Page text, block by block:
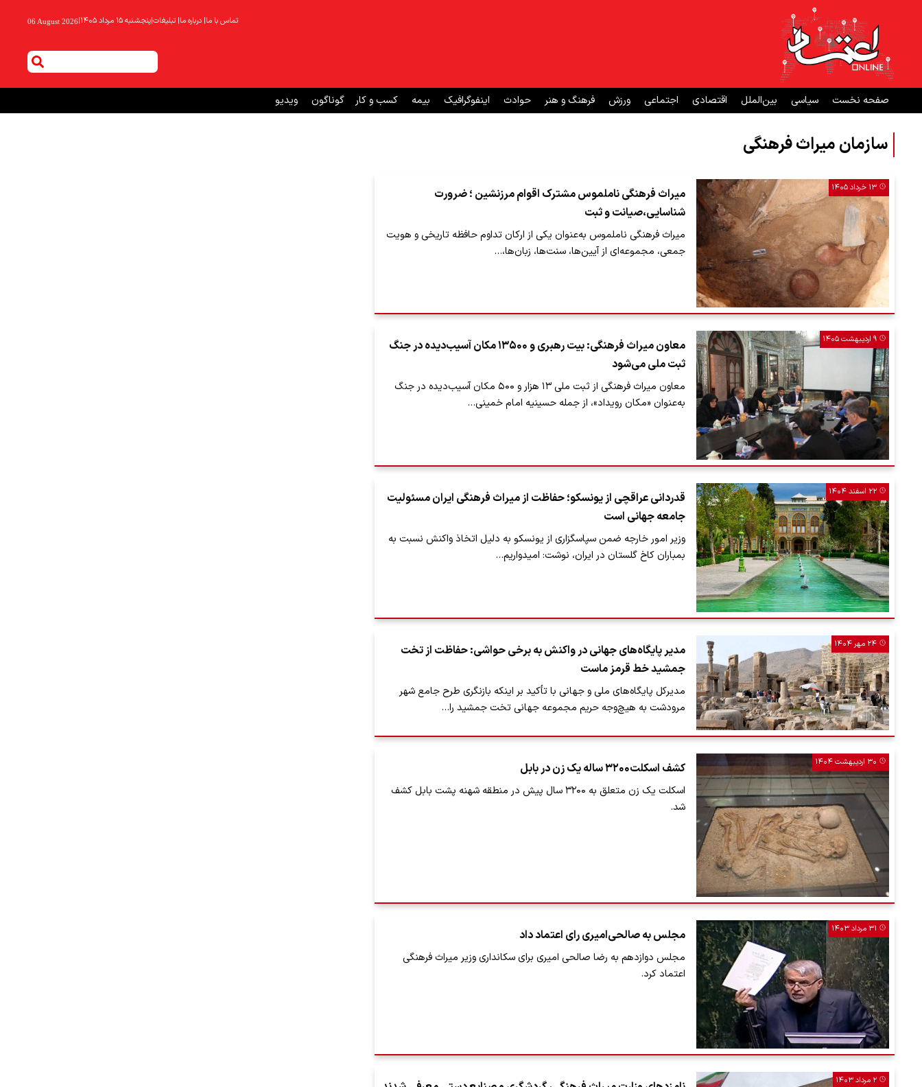
تماس با ما| درباره ما| تبلیغات|پنجشنبه ۱۵ مرداد ۱۴۰۵ |
06 August 2026
صفحه نخست سیاسی بین‌الملل اقتصادی اجتماعی ورزش فرهنگ و هنر حوادث اینفوگرافیک بیمه کسب و کار گوناگون ویدیو
سازمان میراث فرهنگی
۱۳ خرداد ۱۴۰۵
میراث فرهنگی ناملموس مشترک اقوام مرزنشین ؛ ضرورت
شناسایی،صیانت و ثبت
میراث فرهنگی ناملموس به‌عنوان یکی از ارکان تداوم حافظه تاریخی و هویت
جمعی، مجموعه‌ای از آیین‌ها، سنت‌ها، زبان‌ها،…
۹ اردیبهشت ۱۴۰۵
معاون میراث فرهنگی: بیت رهبری و ۱۳۵۰۰ مکان آسیب‌دیده در جنگ
ثبت ملی می‌شود
معاون میراث فرهنگی از ثبت ملی ۱۳ هزار و ۵۰۰ مکان آسیب‌دیده در جنگ
به‌عنوان «مکان رویداد»، از جمله حسینیه‌ امام خمینی…
۲۲ اسفند ۱۴۰۴
قدردانی عراقچی از یونسکو؛ حفاظت از میراث فرهنگی ایران مسئولیت
جامعه جهانی است
وزیر امور خارجه ضمن سپاسگزاری از یونسکو به دلیل اتخاذ واکنش نسبت به
بمباران کاخ گلستان در ایران، نوشت: امیدواریم…
۲۴ مهر ۱۴۰۴
مدیر پایگاه‌های جهانی در واکنش به برخی حواشی: حفاظت از تخت‌
جمشید خط قرمز ماست
مدیرکل پایگاه‌های ملی و جهانی با تأکید بر اینکه بازنگری طرح جامع شهر
مرودشت به هیچ‌وجه حریم مجموعه جهانی تخت‌ جمشید را…
۳۰ اردیبهشت ۱۴۰۴ کشف اسکلت۳۲۰۰ ساله یک زن در بابل
اسکلت یک زن متعلق به ۳۲۰۰ سال پیش در منطقه شهنه پشت بابل کشف
شد.
۳۱ مرداد ۱۴۰۳ مجلس به صالحی‌امیری رای اعتماد داد
مجلس دوازدهم به رضا صالحی امیری برای سکانداری وزیر میراث فرهنگی
اعتماد کرد.
۲ مرداد ۱۴۰۳